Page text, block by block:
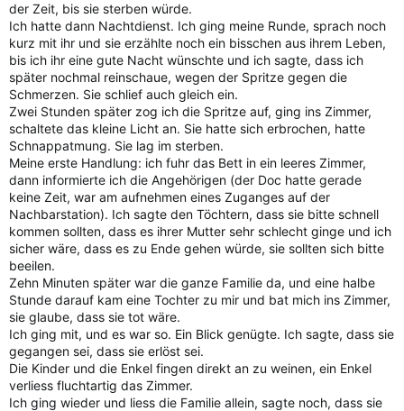
der Zeit, bis sie sterben würde.
Ich hatte dann Nachtdienst. Ich ging meine Runde, sprach noch
kurz mit ihr und sie erzählte noch ein bisschen aus ihrem Leben,
bis ich ihr eine gute Nacht wünschte und ich sagte, dass ich
später nochmal reinschaue, wegen der Spritze gegen die
Schmerzen. Sie schlief auch gleich ein.
Zwei Stunden später zog ich die Spritze auf, ging ins Zimmer,
schaltete das kleine Licht an. Sie hatte sich erbrochen, hatte
Schnappatmung. Sie lag im sterben.
Meine erste Handlung: ich fuhr das Bett in ein leeres Zimmer,
dann informierte ich die Angehörigen (der Doc hatte gerade
keine Zeit, war am aufnehmen eines Zuganges auf der
Nachbarstation). Ich sagte den Töchtern, dass sie bitte schnell
kommen sollten, dass es ihrer Mutter sehr schlecht ginge und ich
sicher wäre, dass es zu Ende gehen würde, sie sollten sich bitte
beeilen.
Zehn Minuten später war die ganze Familie da, und eine halbe
Stunde darauf kam eine Tochter zu mir und bat mich ins Zimmer,
sie glaube, dass sie tot wäre.
Ich ging mit, und es war so. Ein Blick genügte. Ich sagte, dass sie
gegangen sei, dass sie erlöst sei.
Die Kinder und die Enkel fingen direkt an zu weinen, ein Enkel
verliess fluchtartig das Zimmer.
Ich ging wieder und liess die Familie allein, sagte noch, dass sie